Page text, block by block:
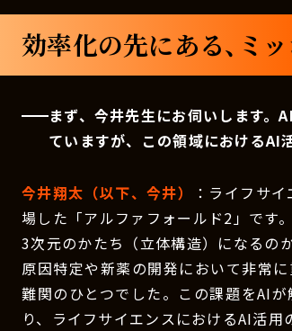
効率化の先にある、ミ
まず、今井先生にお伺いします。
ていますが、この領域におけるAI
今井翔太（以下、今井）
：ライフサ
場した「アルファフォールド2」です
3次元のかたち（立体構造）になるの
原因特定や新薬の開発において非常
難関のひとつでした。この課題をAI
り、ライフサイエンスにおけるAI活用